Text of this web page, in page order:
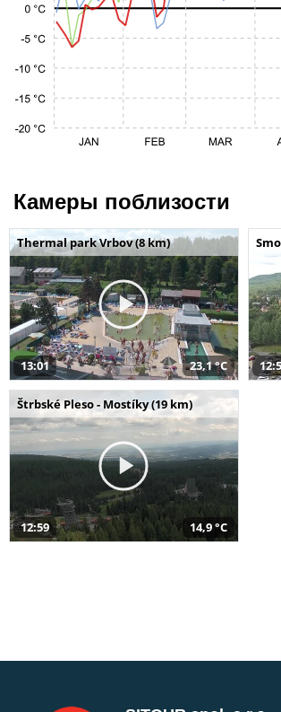
Камеры поблизости
Thermal park Vrbov (8 km)
13:01 23,1 °C
Štrbské Pleso - Mostíky (19 km)
12:59 14,9 °C